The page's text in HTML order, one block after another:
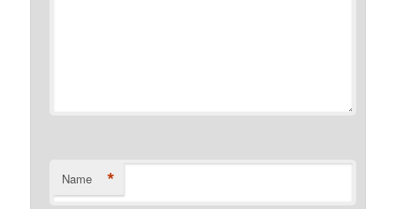
Name *